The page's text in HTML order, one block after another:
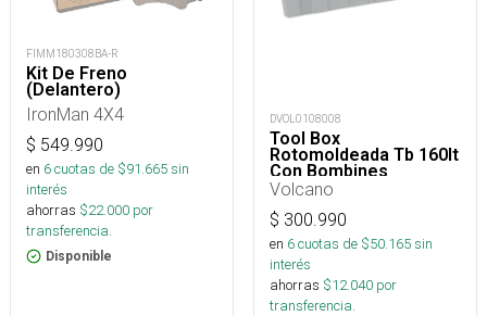
FIMM180308BA-R
Kit De Freno
(Delantero)
IronMan 4X4
$ 549.990
en 6cuotas de $91.665sin
interés
ahorras $22.000 por
transferencia.
Disponible
DVOL0108008
Tool Box
Rotomoldeada Tb 160lt
Con Bombines
Hidráulicos
Volcano
$ 300.990
en 6cuotas de $50.165sin
interés
ahorras $12.040 por
transferencia.